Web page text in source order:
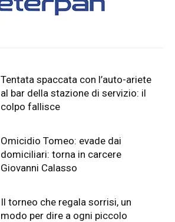
Tentata spaccata con l’auto-ariete
al bar della stazione di servizio: il
colpo fallisce
Omicidio Tomeo: evade dai
domiciliari: torna in carcere
Giovanni Calasso
Il torneo che regala sorrisi, un
modo per dire a ogni piccolo